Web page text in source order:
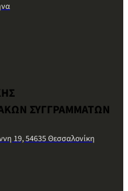
ΣΥΓΓΡΑΜΜΑΤΩΝ
19, 54635 Θεσσαλονίκη